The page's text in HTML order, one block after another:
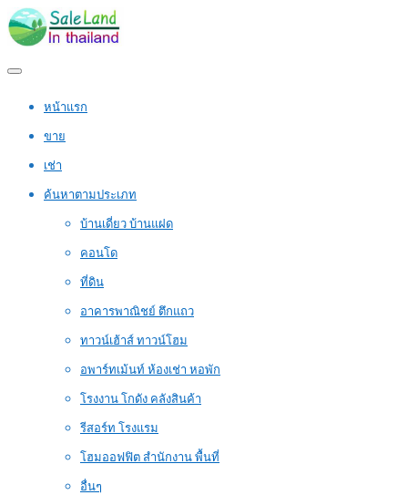
หน้าแรก
ขาย
เช่า
ค้นหาตามประเภท
บ้านเดี่ยว บ้านแฝด
คอนโด
ที่ดิน
อาคารพาณิชย์ ตึกแถว
ทาวน์เฮ้าส์ ทาวน์โฮม
อพาร์ทเม้นท์ ห้องเช่า หอพัก
โรงงาน โกดัง คลังสินค้า
รีสอร์ท โรงแรม
โฮมออฟฟิต สำนักงาน พื้นที่
อื่นๆ